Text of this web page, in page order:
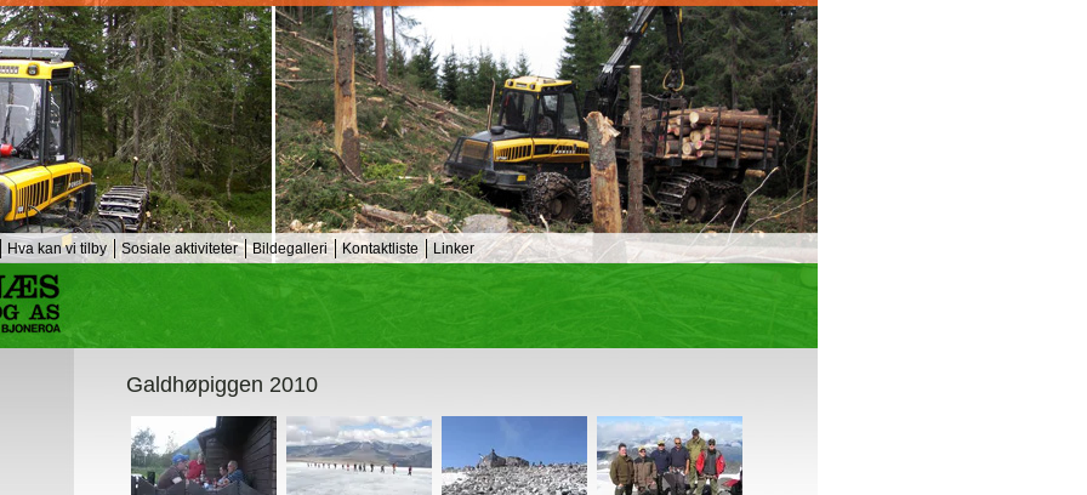
Hva kan vi tilby Sosiale aktiviteter Bildegalleri Kontaktliste Linker
Galdhøpiggen 2010